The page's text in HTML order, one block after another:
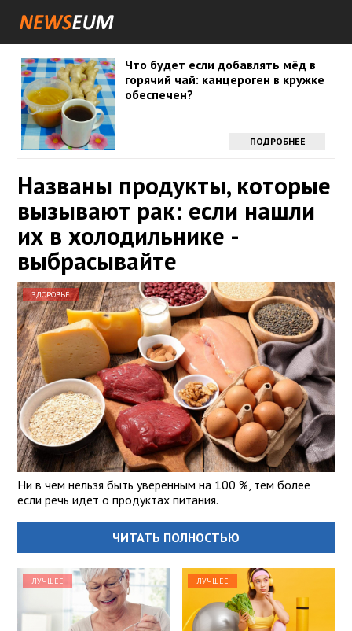
Что будет если добавлять мёд в
горячий чай: канцероген в кружке
обеспечен?
ПОДРОБНЕЕ
Названы продукты, которые
вызывают рак: если нашли
их в холодильнике -
выбрасывайте
ЗДОРОВЬЕ
Ни в чем нельзя быть уверенным на 100 %, тем более
если речь идет о продуктах питания.
ЧИТАТЬ ПОЛНОСТЬЮ
ЛУЧШЕЕ ЛУЧШЕЕ